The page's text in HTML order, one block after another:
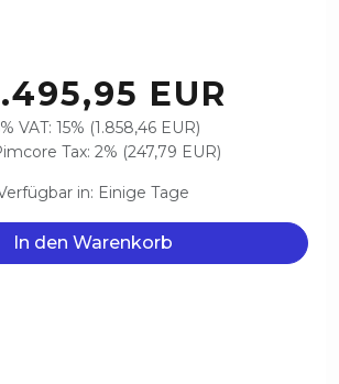
EUR
VAT: 15% (1.858,46 EUR)
Tax: 2% (247,79 EUR)
in: Einige Tage
In den Warenkorb